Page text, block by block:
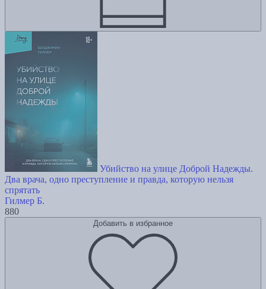
Убийство на улице Доброй Надежды.
Два врача, одно преступление и правда, которую нельзя
спрятать
Гилмер Б.
880
Добавить в избранное